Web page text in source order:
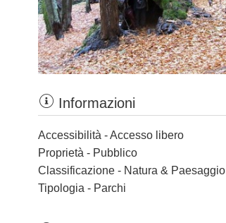
Informazioni
Accessibilità - Accesso libero
Proprietà - Pubblico
Classificazione - Natura & Paesaggio
Tipologia - Parchi